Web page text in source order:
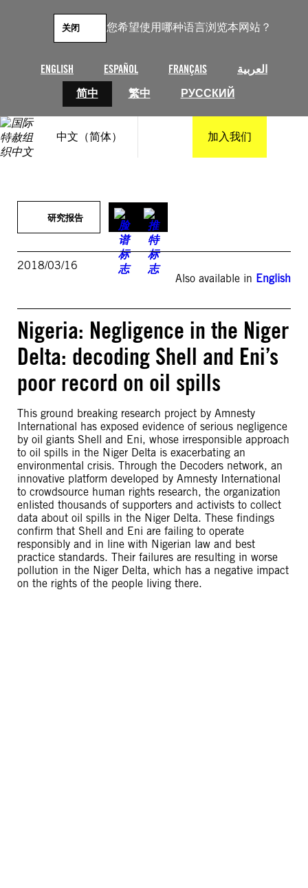
您希望使用哪种语言浏览本网站？
ENGLISH ESPAÑOL FRANÇAIS
العربية
简中
繁中 РУССКИЙ
关闭
中文（简体） 加入我们
研究报告
2018/03/16
Also available in English
Nigeria: Negligence in the Niger
Delta: decoding Shell and Eni’s
poor record on oil spills
This ground breaking research project by Amnesty
International has exposed evidence of serious negligence
by oil giants Shell and Eni, whose irresponsible approach
to oil spills in the Niger Delta is exacerbating an
environmental crisis. Through the Decoders network, an
innovative platform developed by Amnesty International
to crowdsource human rights research, the organization
enlisted thousands of supporters and activists to collect
data about oil spills in the Niger Delta. These findings
confirm that Shell and Eni are failing to operate
responsibly and in line with Nigerian law and best
practice standards. Their failures are resulting in worse
pollution in the Niger Delta, which has a negative impact
on the rights of the people living there.